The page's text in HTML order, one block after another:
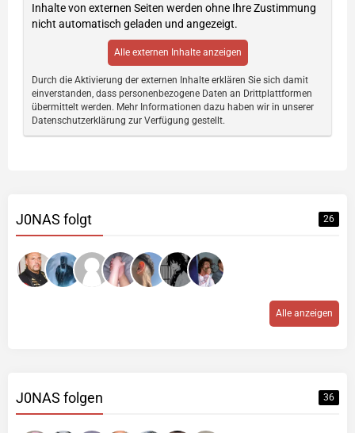
Inhalte von externen Seiten werden ohne Ihre Zustimmung
nicht automatisch geladen und angezeigt.
Alle externen Inhalte anzeigen
Durch die Aktivierung der externen Inhalte erklären Sie sich damit
einverstanden, dass personenbezogene Daten an Drittplattformen
übermittelt werden. Mehr Informationen dazu haben wir in unserer
Datenschutzerklärung zur Verfügung gestellt.
J0NAS folgt 26
Alle anzeigen
J0NAS folgen 36